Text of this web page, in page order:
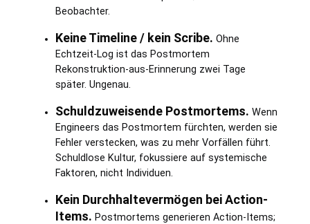
Beobachter.
Keine Timeline / kein Scribe. Ohne
Echtzeit-Log ist das Postmortem
Rekonstruktion-aus-Erinnerung zwei Tage
später. Ungenau.
Schuldzuweisende Postmortems. Wenn
Engineers das Postmortem fürchten, werden sie
Fehler verstecken, was zu mehr Vorfällen führt.
Schuldlose Kultur, fokussiere auf systemische
Faktoren, nicht Individuen.
Kein Durchhaltevermögen bei Action-
Items. Postmortems generieren Action-Items;